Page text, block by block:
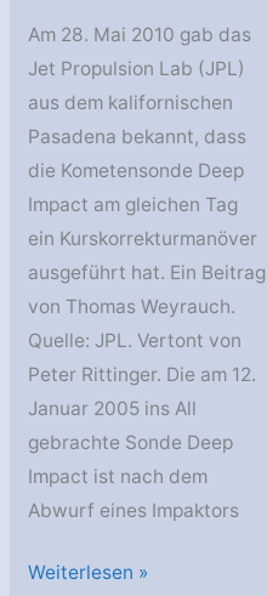
Am 28. Mai 2010 gab das
Jet Propulsion Lab (JPL)
aus dem kalifornischen
Pasadena bekannt, dass
die Kometensonde Deep
Impact am gleichen Tag
ein Kurskorrekturmanöver
ausgeführt hat. Ein Beitrag
von Thomas Weyrauch.
Quelle: JPL. Vertont von
Peter Rittinger. Die am 12.
Januar 2005 ins All
gebrachte Sonde Deep
Impact ist nach dem
Abwurf eines Impaktors
Deep
Weiterlesen »